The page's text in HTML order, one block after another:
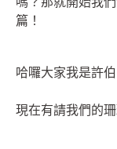
篇！
哈囉大家我是許伯
現在有請我們的